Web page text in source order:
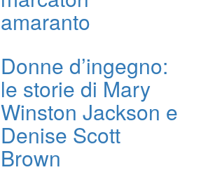
amaranto
Donne d’ingegno:
le storie di Mary
Winston Jackson e
Denise Scott
Brown